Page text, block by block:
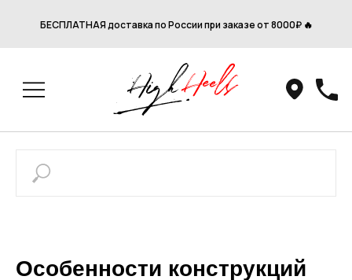
БЕСПЛАТНАЯ доставка по России при заказе от 8000₽ 🔥
Особенности конструкций